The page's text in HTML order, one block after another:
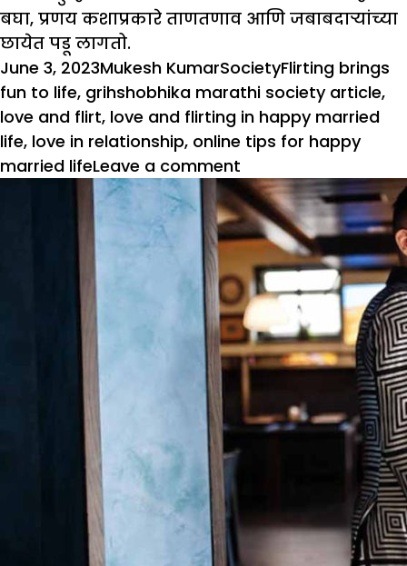
बघा, प्रणय कशाप्रकारे ताणतणाव आणि जबाबदाऱ्यांच्या
छायेत पडू लागतो.
Posted
on
June 3, 2023Author
Mukesh KumarCategories
SocietyTags
Flirting brings
fun to life, grihshobhika marathi society article,
love and flirt, love and flirting in happy married
life, love in relationship, online tips for happy
married lifeLeave a comment
थोडे
प्रेम
थोडे
फ्लर्टिंग